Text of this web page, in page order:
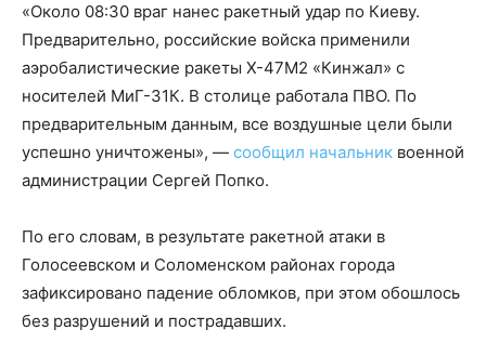
«Около 08:30 враг нанес ракетный удар по Киеву.
Предварительно, российские войска применили
аэробалистические ракеты Х-47М2 «Кинжал» с
носителей МиГ-31К. В столице работала ПВО. По
предварительным данным, все воздушные цели были
успешно уничтожены», — сообщил начальник военной
администрации Сергей Попко.
По его словам, в результате ракетной атаки в
Голосеевском и Соломенском районах города
зафиксировано падение обломков, при этом обошлось
без разрушений и пострадавших.